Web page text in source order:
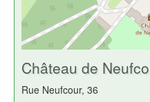
Château de
Rue Neufcour, 36